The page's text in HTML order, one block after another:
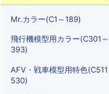
Mr.カラー(C1～189)
飛行機模型用カラー(C301～
393)
AFV・戦車模型用特色(C511
530)